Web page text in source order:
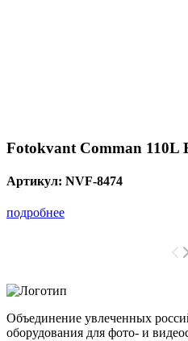
Fotokvant Comman 110L
Артикул: NVF-8474
подробнее
Объединение увлеченных
оборудования для фото- и